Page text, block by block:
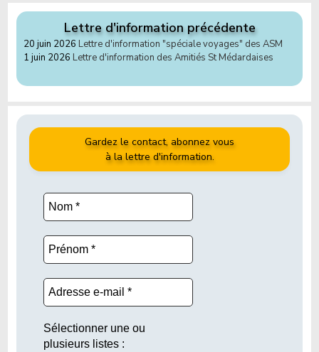
Lettre d'information précédente
20 juin 2026 Lettre d'information "spéciale voyages" des ASM
1 juin 2026 Lettre d'information des Amitiés St Médardaises
Gardez le contact, abonnez vous
à la lettre d'information.
Sélectionner une ou
plusieurs listes :